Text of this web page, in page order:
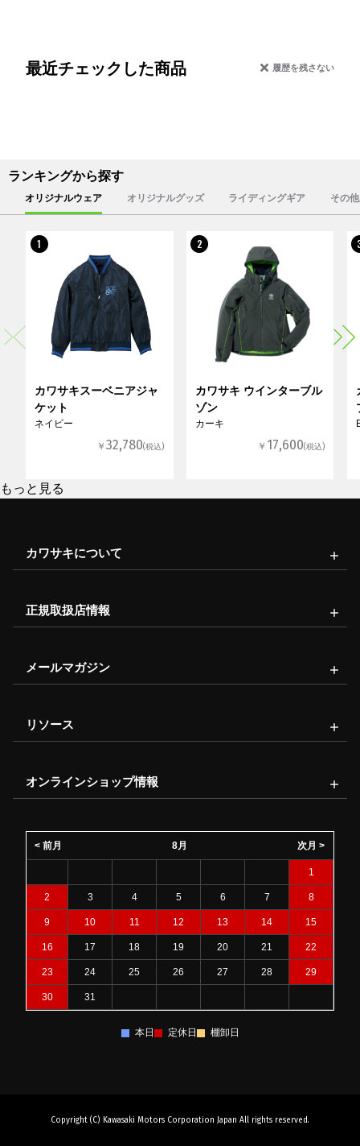
最近チェックした商品 履歴を残さない
ランキングから探す
オリジナルウェア オリジナルグッズ ライディングギア その
1
カワサキスーベニアジャ
ケット
ネイビー
￥32,780(税込)
2
カワサキ ウインターブル
ゾン
カーキ
￥ 17,600(税込)
もっと見る
カワサキについて
正規取扱店情報
メールマガジン
リソース
オンラインショップ情報
8月
< 前月 次月 >
1
2 3 4 5 6 7 8
9 10 11 12 13 14 15
16 17 18 19 20 21 22
23 24 25 26 27 28 29
30 31
本日 定休日 棚卸日
Copyright (C) Kawasaki Motors Corporation Japan All rights reserved.